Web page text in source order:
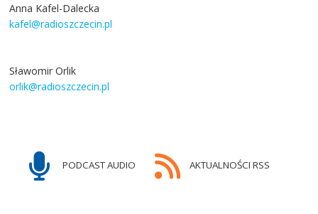
Anna Kafel-Dalecka
kafel@radioszczecin.pl
Sławomir Orlik
orlik@radioszczecin.pl
PODCAST AUDIO AKTUALNOŚCI RSS